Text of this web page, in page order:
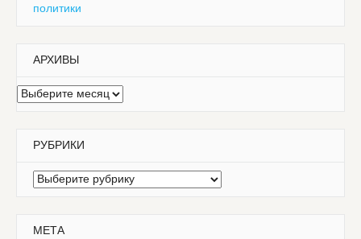
политики
АРХИВЫ
Архивы
РУБРИКИ
Рубрики
МЕТА